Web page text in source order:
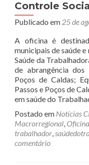
Controle
Publicado em 25 de
A oficina é
municipais de saúde
Saúde da
de abrangência dos
Poços de Caldas;
Passos e Poços de
em saúde do
Postado em Notícias
Macrorregional, Oficina
trabalhador,
comentário